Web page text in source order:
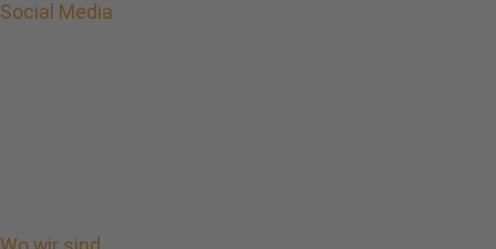
Social Media